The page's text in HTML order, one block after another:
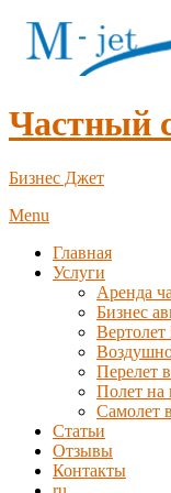
Частный
Бизнес Джет
Menu
Главная
Услуги
Аренда
Бизнес
Перелет
Полет на
Самолет
Статьи
Отзывы
Контакты